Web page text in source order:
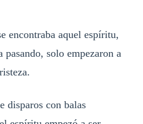
encontraba aquel espíritu,
pasando, solo empezaron a
disparos con balas